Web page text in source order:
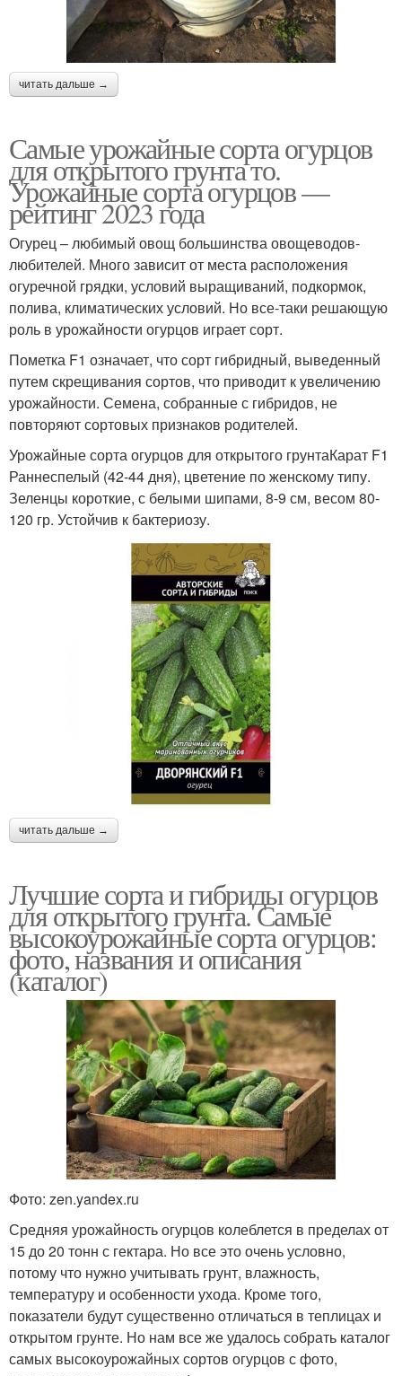
читать дальше →
Самые урожайные сорта огурцов
для открытого грунта то.
Урожайные сорта огурцов —
рейтинг 2023 года
Огурец – любимый овощ большинства овощеводов-
любителей. Много зависит от места расположения
огуречной грядки, условий выращиваний, подкормок,
полива, климатических условий. Но все-таки решающую
роль в урожайности огурцов играет сорт.
Пометка F1 означает, что сорт гибридный, выведенный
путем скрещивания сортов, что приводит к увеличению
урожайности. Семена, собранные с гибридов, не
повторяют сортовых признаков родителей.
Урожайные сорта огурцов для открытого грунтаКарат F1
Раннеспелый (42-44 дня), цветение по женскому типу.
Зеленцы короткие, с белыми шипами, 8-9 см, весом 80-
120 гр. Устойчив к бактериозу.
читать дальше →
Лучшие сорта и гибриды огурцов
для открытого грунта. Самые
высокоурожайные сорта огурцов:
фото, названия и описания
(каталог)
Фото: zen.yandex.ru
Средняя урожайность огурцов колеблется в пределах от
15 до 20 тонн с гектара. Но все это очень условно,
потому что нужно учитывать грунт, влажность,
температуру и особенности ухода. Кроме того,
показатели будут существенно отличаться в теплицах и
открытом грунте. Но нам все же удалось собрать каталог
самых высокоурожайных сортов огурцов с фото,